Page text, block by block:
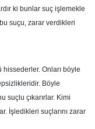
ki bunlar suç işlemekle
suçu, zarar verdikleri
Onları böyle
Böyle
suçlu çıkarırlar. Kimi
İşledikleri suçlarını zarar